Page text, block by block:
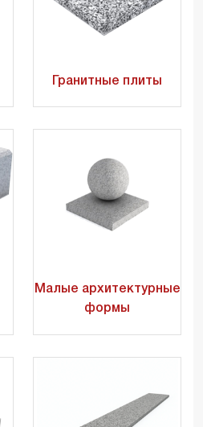
Гранитные плиты
Малые архитектурные
формы